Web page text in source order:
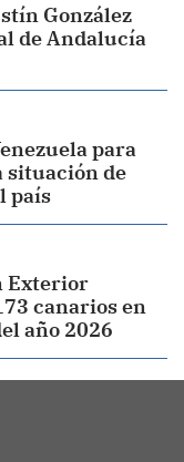
González
de Andalucía
para
situación de
país
Exterior
canarios en
año 2026